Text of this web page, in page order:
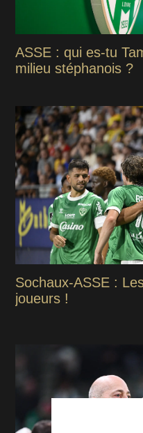
ASSE : qui es-tu
milieu stéphanois ?
Sochaux-ASSE :
joueurs !